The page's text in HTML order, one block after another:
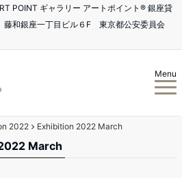
POINT ギャラリー アートポイント®️ 銀座貸
和銀座一丁目ビル６F 東京都公安委員会
Menu
2022 Exhibition 2022 March
March